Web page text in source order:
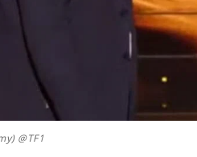
@TF1